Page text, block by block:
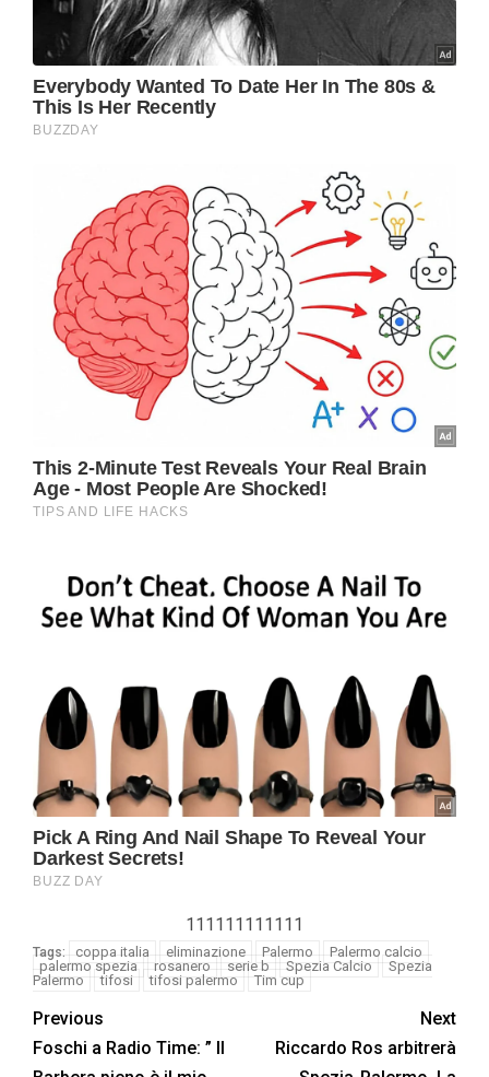
111111111111
Tags: coppa italia eliminazione Palermo
Palermo calcio
palermo spezia
rosanero serie b Spezia Calcio
Spezia
Palermo
tifosi tifosi palermo Tim cup
Previous
Foschi a Radio Time: ” Il
Next
Riccardo Ros arbitrerà